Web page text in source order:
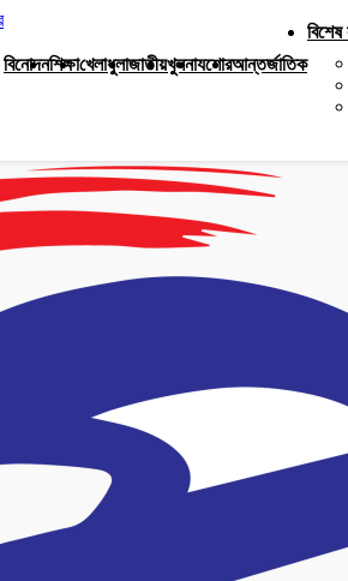
বিনোদনশিক্ষাখেলাধুলাজাতীয়খুলনাযশোরআন্তর্জাতিক
বিশেষ